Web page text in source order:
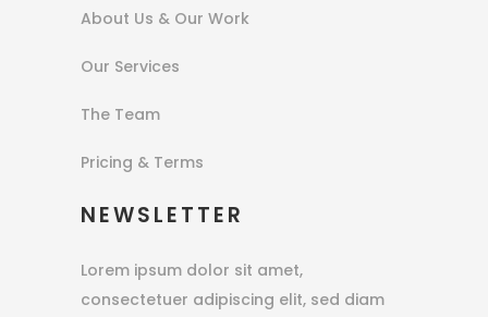
About Us & Our Work
Our Services
The Team
Pricing & Terms
NEWSLETTER
Lorem ipsum dolor sit amet,
consectetuer adipiscing elit, sed diam